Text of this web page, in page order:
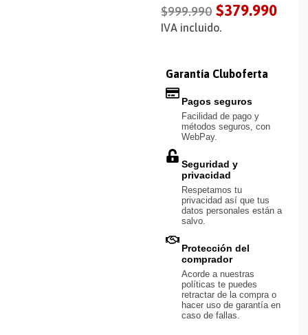
$999.990 $379.990
IVA incluido.
Garantía Cluboferta
Pagos seguros
Facilidad de pago y
métodos seguros, con
WebPay.
Seguridad y
privacidad
Respetamos tu
privacidad así que tus
datos personales están a
salvo.
Protección del
comprador
Acorde a nuestras
políticas te puedes
retractar de la compra o
hacer uso de garantía en
caso de fallas.